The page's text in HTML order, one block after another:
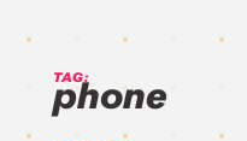
TAG:
phone